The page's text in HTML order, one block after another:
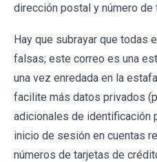
dirección postal y número de
Hay que subrayar que todas
falsas; este correo es una
una vez enredada en la
facilite más datos privados
adicionales de identificación
inicio de sesión en cuentas
números de tarjetas de